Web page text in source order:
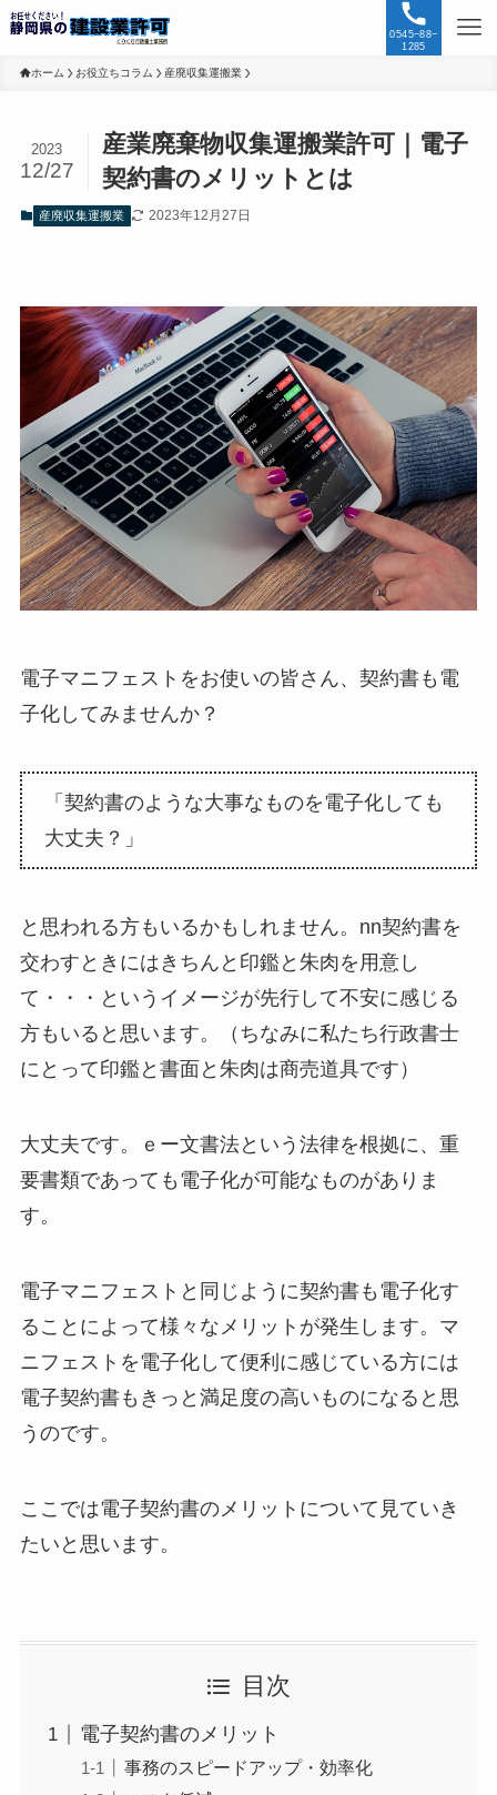
0545−88−
1285
ホーム お役立ちコラム 産廃収集運搬業
産業廃棄物収集運搬業許可｜電子
契約書のメリットとは
2023
12/27
産廃収集運搬業 2023年12月27日
電子マニフェストをお使いの皆さん、契約書も電
子化してみませんか？
「契約書のような大事なものを電子化しても
大丈夫？」
と思われる方もいるかもしれません。nn契約書を
交わすときにはきちんと印鑑と朱肉を用意し
て・・・というイメージが先行して不安に感じる
方もいると思います。（ちなみに私たち行政書士
にとって印鑑と書面と朱肉は商売道具です）
大丈夫です。ｅー文書法という法律を根拠に、重
要書類であっても電子化が可能なものがありま
す。
電子マニフェストと同じように契約書も電子化す
ることによって様々なメリットが発生します。マ
ニフェストを電子化して便利に感じている方には
電子契約書もきっと満足度の高いものになると思
うのです。
ここでは電子契約書のメリットについて見ていき
たいと思います。
目次
電子契約書のメリット
事務のスピードアップ・効率化